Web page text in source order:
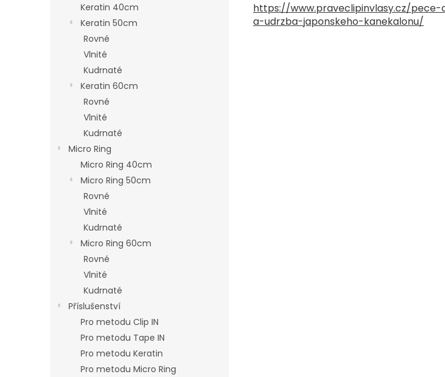
Keratin 40cm
Keratin 50cm
Rovné
Vlnité
Kudrnaté
Keratin 60cm
Rovné
Vlnité
Kudrnaté
Micro Ring
Micro Ring 40cm
Micro Ring 50cm
Rovné
Vlnité
Kudrnaté
Micro Ring 60cm
Rovné
Vlnité
Kudrnaté
Příslušenství
Pro metodu Clip IN
Pro metodu Tape IN
Pro metodu Keratin
Pro metodu Micro Ring
https://www.praveclipinvlasy.cz/
a-udrzba-japonskeho-kanekalonu/